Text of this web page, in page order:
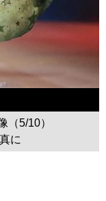
（5/10）
に